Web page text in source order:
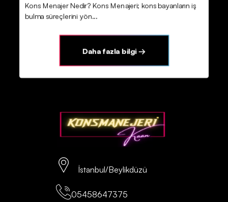
Kons Menajer Nedir? Kons Menajeri; kons bayanların iş
bulma süreçlerini yön...
Daha fazla bilgi →
İstanbul/Beylikdüzü
05458647375